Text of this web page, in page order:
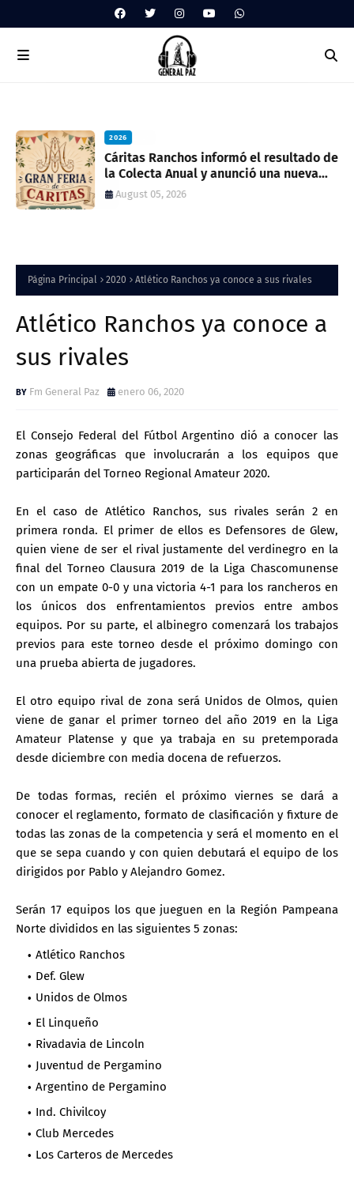
2026
Cáritas Ranchos informó el resultado de
la Colecta Anual y anunció una nueva
feria solidaria
August 05, 2026
Página Principal 2020 Atlético Ranchos ya conoce a sus rivales
Atlético Ranchos ya conoce a
sus rivales
Fm General Paz enero 06, 2020
El Consejo Federal del Fútbol Argentino dió a conocer las
zonas geográficas que involucrarán a los equipos que
participarán del Torneo Regional Amateur 2020.
En el caso de Atlético Ranchos, sus rivales serán 2 en
primera ronda. El primer de ellos es Defensores de Glew,
quien viene de ser el rival justamente del verdinegro en la
final del Torneo Clausura 2019 de la Liga Chascomunense
con un empate 0-0 y una victoria 4-1 para los rancheros en
los únicos dos enfrentamientos previos entre ambos
equipos. Por su parte, el albinegro comenzará los trabajos
previos para este torneo desde el próximo domingo con
una prueba abierta de jugadores.
El otro equipo rival de zona será Unidos de Olmos, quien
viene de ganar el primer torneo del año 2019 en la Liga
Amateur Platense y que ya trabaja en su pretemporada
desde diciembre con media docena de refuerzos.
De todas formas, recién el próximo viernes se dará a
conocer el reglamento, formato de clasificación y fixture de
todas las zonas de la competencia y será el momento en el
que se sepa cuando y con quien debutará el equipo de los
dirigidos por Pablo y Alejandro Gomez.
Serán 17 equipos los que jueguen en la Región Pampeana
Norte divididos en las siguientes 5 zonas:
Atlético Ranchos
Def. Glew
Unidos de Olmos
El Linqueño
Rivadavia de Lincoln
Juventud de Pergamino
Argentino de Pergamino
Ind. Chivilcoy
Club Mercedes
Los Carteros de Mercedes